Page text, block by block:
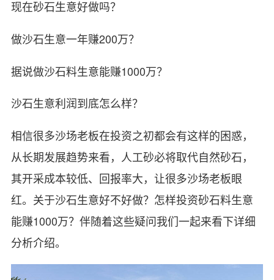
现在砂石生意好做吗？
做沙石生意一年赚200万？
据说做沙石料生意能赚1000万？
沙石生意利润到底怎么样？
相信很多沙场老板在投资之初都会有这样的困惑，
从长期发展趋势来看，人工砂必将取代自然砂石，
其开采成本较低、回报率大，让很多沙场老板眼
红。关于沙石生意好不好做？怎样投资砂石料生意
能赚1000万？伴随着这些疑问我们一起来看下详细
分析介绍。